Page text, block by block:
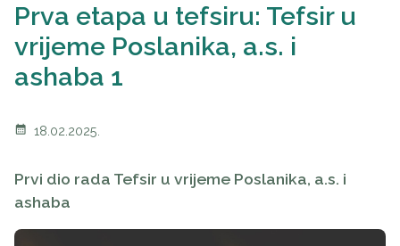
Prva etapa u tefsiru: Tefsir u
vrijeme Poslanika, a.s. i
ashaba 1
calendar_month 18.02.2025.
Prvi dio rada Tefsir u vrijeme Poslanika, a.s. i
ashaba